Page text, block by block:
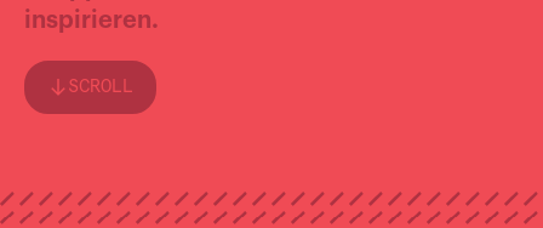
inspirieren.
SCROLL